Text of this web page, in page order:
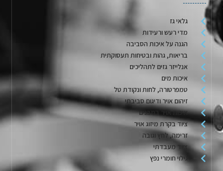
גלאי גז
מדי רעש ורעידות
הגנה על איכות הסביבה
בריאות, גהות ובטיחות תעסוקתית
אנלייזר גזים לתהליכים
איכות מים
טמפרטורה, לחות ונקודת טל
זיהום אויר ודיגום סביבתי
איכות אויר במבנים
ציוד בקרת מיזוג אויר
זרימה, לחץ וגובה
ציוד מעבדתי
גילוי חומרי נפץ